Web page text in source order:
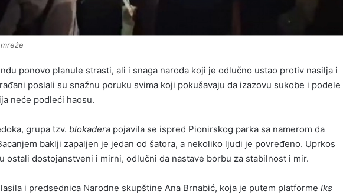
ponovo planule strasti, ali i snaga naroda koji je odlučno ustao protiv nasilja i
poslali su snažnu poruku svima koji pokušavaju da izazovu sukobe i podele
neće podleći haosu.
grupa tzv. blokadera pojavila se ispred Pionirskog parka sa namerom da
baklji zapaljen je jedan od šatora, a nekoliko ljudi je povređeno. Uprkos
ostali dostojanstveni i mirni, odlučni da nastave borbu za stabilnost i mir.
i predsednica Narodne skupštine Ana Brnabić, koja je putem platforme Iks